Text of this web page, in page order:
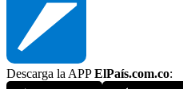
Descarga la APPElPaís.com.co: